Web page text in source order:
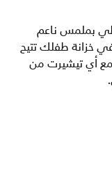
بملمس ناعم
خزانة طفلك تتيح
مع أي تيشيرت من